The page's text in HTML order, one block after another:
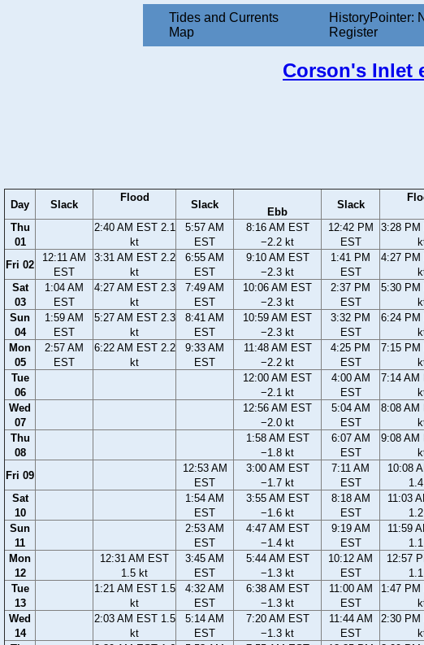
Tides and Currents
Map
HistoryPointer:
Register
Corson's Inlet
Day Slack
Flood
Slack
Ebb
Slack
Thu
01
2:40 AM EST 2.1
kt
5:57 AM
EST
8:16 AM EST
−2.2 kt
12:42 PM
EST
3:28 PM
Fri 02
12:11 AM
EST
3:31 AM EST 2.2
kt
6:55 AM
EST
9:10 AM EST
−2.3 kt
1:41 PM
EST
4:27 PM
Sat
03
1:04 AM
EST
4:27 AM EST 2.3
kt
7:49 AM
EST
10:06 AM EST
−2.3 kt
2:37 PM
EST
5:30 PM
Sun
04
1:59 AM
EST
5:27 AM EST 2.3
kt
8:41 AM
EST
10:59 AM EST
−2.3 kt
3:32 PM
EST
6:24 PM
Mon
05
2:57 AM
EST
6:22 AM EST 2.2
kt
9:33 AM
EST
11:48 AM EST
−2.2 kt
4:25 PM
EST
7:15 PM
Tue
06
12:00 AM EST
−2.1 kt
4:00 AM
EST
7:14 AM
Wed
07
12:56 AM EST
−2.0 kt
5:04 AM
EST
8:08 AM
Thu
08
1:58 AM EST
−1.8 kt
6:07 AM
EST
9:08 AM
Fri 09
12:53 AM
EST
3:00 AM EST
−1.7 kt
7:11 AM
EST
10:08
Sat
10
1:54 AM
EST
3:55 AM EST
−1.6 kt
8:18 AM
EST
11:03
Sun
11
2:53 AM
EST
4:47 AM EST
−1.4 kt
9:19 AM
EST
11:59
Mon
12
12:31 AM EST
1.5 kt
3:45 AM
EST
5:44 AM EST
−1.3 kt
10:12 AM
EST
12:57
Tue
13
1:21 AM EST 1.5
kt
4:32 AM
EST
6:38 AM EST
−1.3 kt
11:00 AM
EST
1:47 PM
Wed
14
2:03 AM EST 1.5
kt
5:14 AM
EST
7:20 AM EST
−1.3 kt
11:44 AM
EST
2:30 PM